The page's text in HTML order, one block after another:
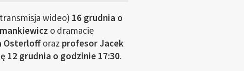
wideo) 16 grudnia o
o dramacie
Osterlofforaz profesor Jacek
12 grudnia o godzinie 17:30.